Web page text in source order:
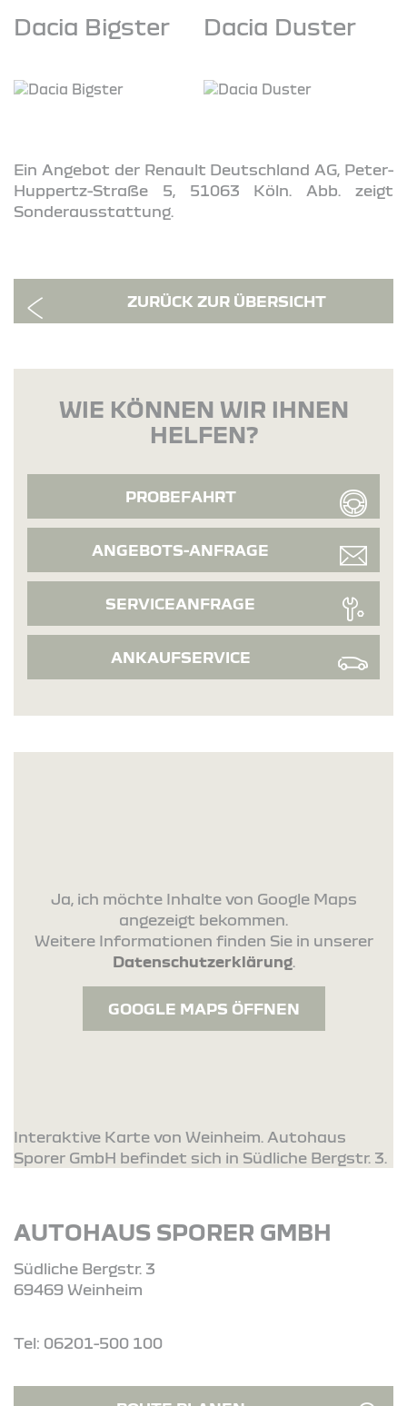
Dacia Bigster Dacia Duster
Ein Angebot der Renault Deutschland AG, Peter-
Huppertz-Straße 5, 51063 Köln. Abb. zeigt
Sonderausstattung.
ZURÜCK ZUR ÜBERSICHT
WIE KÖNNEN WIR IHNEN
HELFEN?
PROBEFAHRT
ANGEBOTS-ANFRAGE
SERVICEANFRAGE
ANKAUFSERVICE
Ja, ich möchte Inhalte von Google Maps
angezeigt bekommen.
Weitere Informationen finden Sie in unserer
Datenschutzerklärung.
GOOGLE MAPS ÖFFNEN
Interaktive Karte von Weinheim. Autohaus
Sporer GmbH befindet sich in Südliche Bergstr. 3.
AUTOHAUS SPORER GMBH
Südliche Bergstr. 3
69469 Weinheim
Tel: 06201-500 100